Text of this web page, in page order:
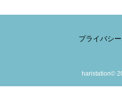
プライバシ
haristation©